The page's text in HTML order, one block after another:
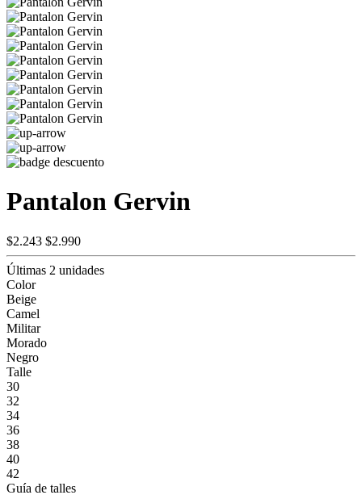
Pantalon Gervin
$2.243 $2.990
Últimas 2 unidades
Color
Beige
Camel
Militar
Morado
Negro
Talle
30
32
34
36
38
40
42
Guía de talles